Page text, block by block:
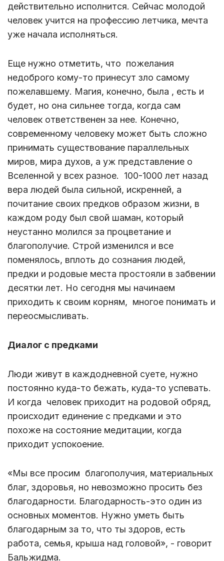
действительно исполнится. Сейчас молодой
человек учится на профессию летчика, мечта
уже начала исполняться.
Еще нужно отметить, что пожелания
недоброго кому-то принесут зло самому
пожелавшему. Магия, конечно, была , есть и
будет, но она сильнее тогда, когда сам
человек ответственен за нее. Конечно,
современному человеку может быть сложно
принимать существование параллельных
миров, мира духов, а уж представление о
Вселенной у всех разное. 100-1000 лет назад
вера людей была сильной, искренней, а
почитание своих предков образом жизни, в
каждом роду был свой шаман, который
неустанно молился за процветание и
благополучие. Строй изменился и все
поменялось, вплоть до сознания людей,
предки и родовые места простояли в забвении
десятки лет. Но сегодня мы начинаем
приходить к своим корням, многое понимать и
переосмысливать.
Диалог с предками
Люди живут в каждодневной суете, нужно
постоянно куда-то бежать, куда-то успевать.
И когда человек приходит на родовой обряд,
происходит единение с предками и это
похоже на состояние медитации, когда
приходит успокоение.
«Мы все просим благополучия, материальных
благ, здоровья, но невозможно просить без
благодарности. Благодарность-это один из
основных моментов. Нужно уметь быть
благодарным за то, что ты здоров, есть
работа, семья, крыша над головой», - говорит
Бальжидма.